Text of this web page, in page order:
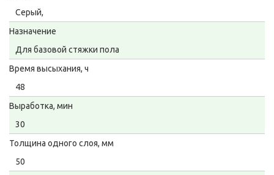
Серый,
Назначение
Для базовой стяжки пола
Время высыхания, ч
48
Выработка, мин
30
Толщина одного слоя, мм
50